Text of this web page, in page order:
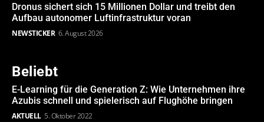
Dronus sichert sich 15 Millionen Dollar und treibt den
Aufbau autonomer Luftinfrastruktur voran
NEWSTICKER 6. August 2026
Beliebt
E-Learning für die Generation Z: Wie Unternehmen ihre
Azubis schnell und spielerisch auf Flughöhe bringen
AKTUELL 5. Oktober 2022